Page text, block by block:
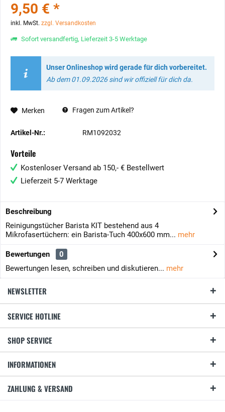
9,50 € *
inkl. MwSt. zzgl. Versandkosten
Sofort versandfertig, Lieferzeit 3-5 Werktage
Unser Onlineshop wird gerade für dich vorbereitet.
Ab dem 01.09.2026 sind wir offiziell für dich da.
Merken Fragen zum Artikel?
Artikel-Nr.: RM1092032
Vorteile
Kostenloser Versand ab 150,- € Bestellwert
Lieferzeit 5-7 Werktage
Beschreibung
Reinigungstücher Barista KIT bestehend aus 4
Mikrofasertüchern: ein Barista-Tuch 400x600 mm... mehr
Bewertungen
0
Bewertungen lesen, schreiben und diskutieren... mehr
NEWSLETTER
SERVICE HOTLINE
SHOP SERVICE
INFORMATIONEN
ZAHLUNG & VERSAND